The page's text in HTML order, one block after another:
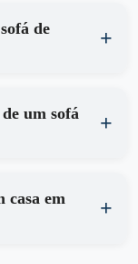
de
um sofá
casa em